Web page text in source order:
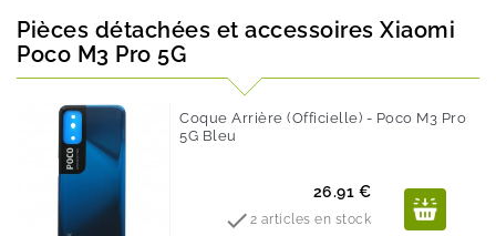
Pièces détachées et accessoires Xiaomi
Poco M3 Pro 5G
Coque Arrière (Officielle) - Poco M3 Pro
5G Bleu
Prix
26.91 €
 2 articles en stock